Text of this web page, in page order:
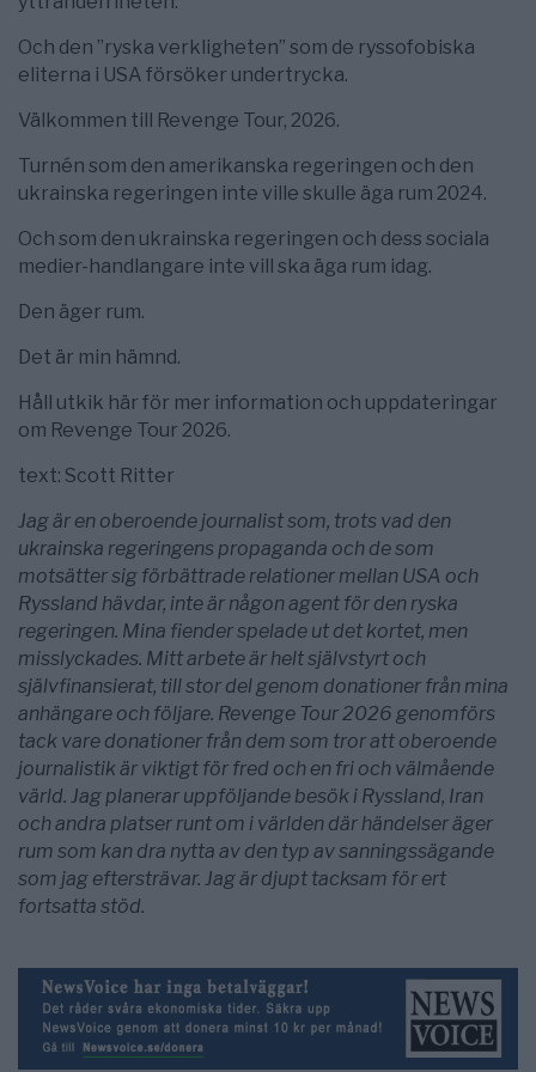
Och den ”ryska verkligheten” som de ryssofobiska
eliterna i USA försöker undertrycka.
Välkommen till Revenge Tour, 2026.
Turnén som den amerikanska regeringen och den
ukrainska regeringen inte ville skulle äga rum 2024.
Och som den ukrainska regeringen och dess sociala
medier-handlangare inte vill ska äga rum idag.
Den äger rum.
Det är min hämnd.
Håll utkik här för mer information och uppdateringar
om Revenge Tour 2026.
text: Scott Ritter
Jag är en oberoende journalist som, trots vad den
ukrainska regeringens propaganda och de som
motsätter sig förbättrade relationer mellan USA och
Ryssland hävdar, inte är någon agent för den ryska
regeringen. Mina fiender spelade ut det kortet, men
misslyckades. Mitt arbete är helt självstyrt och
självfinansierat, till stor del genom donationer från mina
anhängare och följare. Revenge Tour 2026 genomförs
tack vare donationer från dem som tror att oberoende
journalistik är viktigt för fred och en fri och välmående
värld. Jag planerar uppföljande besök i Ryssland, Iran
och andra platser runt om i världen där händelser äger
rum som kan dra nytta av den typ av sanningssägande
som jag eftersträvar. Jag är djupt tacksam för ert
fortsatta stöd.